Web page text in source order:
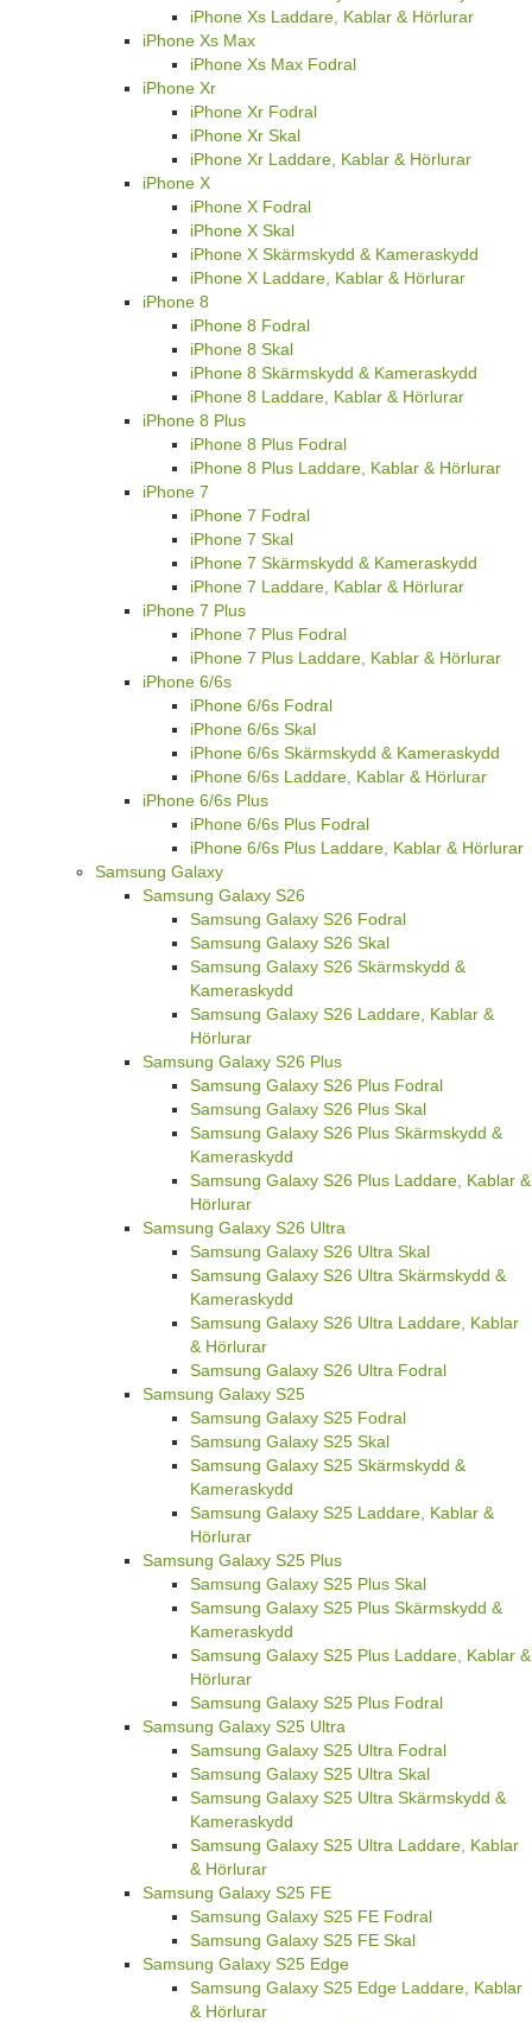
iPhone Xs Laddare, Kablar & Hörlurar
iPhone Xs Max
iPhone Xs Max Fodral
iPhone Xr
iPhone Xr Fodral
iPhone Xr Skal
iPhone Xr Laddare, Kablar & Hörlurar
iPhone X
iPhone X Fodral
iPhone X Skal
iPhone X Skärmskydd & Kameraskydd
iPhone X Laddare, Kablar & Hörlurar
iPhone 8
iPhone 8 Fodral
iPhone 8 Skal
iPhone 8 Skärmskydd & Kameraskydd
iPhone 8 Laddare, Kablar & Hörlurar
iPhone 8 Plus
iPhone 8 Plus Fodral
iPhone 8 Plus Laddare, Kablar & Hörlurar
iPhone 7
iPhone 7 Fodral
iPhone 7 Skal
iPhone 7 Skärmskydd & Kameraskydd
iPhone 7 Laddare, Kablar & Hörlurar
iPhone 7 Plus
iPhone 7 Plus Fodral
iPhone 7 Plus Laddare, Kablar & Hörlurar
iPhone 6/6s
iPhone 6/6s Fodral
iPhone 6/6s Skal
iPhone 6/6s Skärmskydd & Kameraskydd
iPhone 6/6s Laddare, Kablar & Hörlurar
iPhone 6/6s Plus
iPhone 6/6s Plus Fodral
iPhone 6/6s Plus Laddare, Kablar & Hörlurar
Samsung Galaxy
Samsung Galaxy S26
Samsung Galaxy S26 Fodral
Samsung Galaxy S26 Skal
Samsung Galaxy S26 Skärmskydd &
Kameraskydd
Samsung Galaxy S26 Laddare, Kablar &
Hörlurar
Samsung Galaxy S26 Plus
Samsung Galaxy S26 Plus Fodral
Samsung Galaxy S26 Plus Skal
Samsung Galaxy S26 Plus Skärmskydd &
Kameraskydd
Samsung Galaxy S26 Plus Laddare, Kablar &
Hörlurar
Samsung Galaxy S26 Ultra
Samsung Galaxy S26 Ultra Skal
Samsung Galaxy S26 Ultra Skärmskydd &
Kameraskydd
Samsung Galaxy S26 Ultra Laddare, Kablar
& Hörlurar
Samsung Galaxy S26 Ultra Fodral
Samsung Galaxy S25
Samsung Galaxy S25 Fodral
Samsung Galaxy S25 Skal
Samsung Galaxy S25 Skärmskydd &
Kameraskydd
Samsung Galaxy S25 Laddare, Kablar &
Hörlurar
Samsung Galaxy S25 Plus
Samsung Galaxy S25 Plus Skal
Samsung Galaxy S25 Plus Skärmskydd &
Kameraskydd
Samsung Galaxy S25 Plus Laddare, Kablar &
Hörlurar
Samsung Galaxy S25 Plus Fodral
Samsung Galaxy S25 Ultra
Samsung Galaxy S25 Ultra Fodral
Samsung Galaxy S25 Ultra Skal
Samsung Galaxy S25 Ultra Skärmskydd &
Kameraskydd
Samsung Galaxy S25 Ultra Laddare, Kablar
& Hörlurar
Samsung Galaxy S25 FE
Samsung Galaxy S25 FE Fodral
Samsung Galaxy S25 FE Skal
Samsung Galaxy S25 Edge
Samsung Galaxy S25 Edge Laddare, Kablar
& Hörlurar